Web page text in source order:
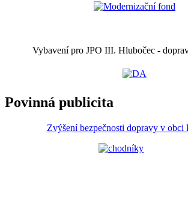
Vybavení pro JPO III. Hlubočec -
Povinná publicita
Zvýšení bezpečnosti dopravy v obci